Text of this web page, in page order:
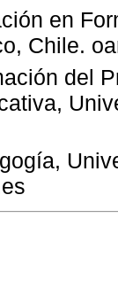
en
Chile.
del